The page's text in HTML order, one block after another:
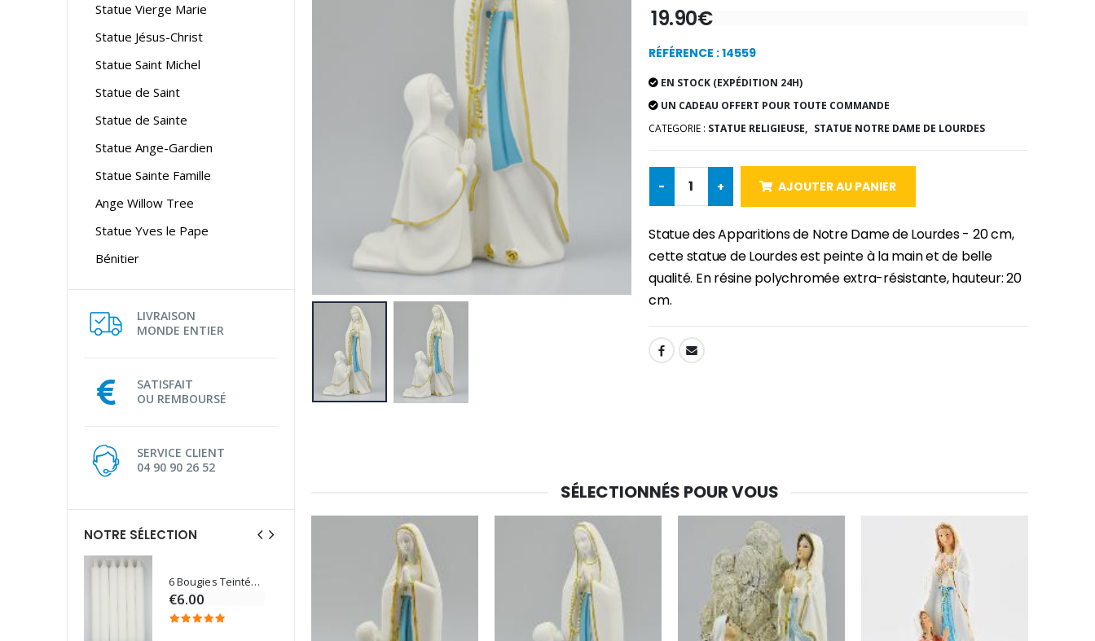
Statue Vierge Marie
Statue Jésus-Christ
Statue Saint Michel
Statue de Saint
Statue de Sainte
Statue Ange-Gardien
Statue Sainte Famille
Ange Willow Tree
Statue Yves le Pape
Bénitier
LIVRAISON
MONDE ENTIER
SATISFAIT
OU REMBOURSÉ
SERVICE CLIENT
04 90 90 26 52
NOTRE SÉLECTION
6 Bougies Teintées Masse Couleur Blanche
€6.00
-30%
€10.00 €7.00
€6.00
-30%
€10.00
19.90€
RÉFÉRENCE : 14559
EN STOCK (EXPÉDITION 24H)
UN CADEAU OFFERT POUR TOUTE COMMANDE
CATEGORIE : STATUE RELIGIEUSE, STATUE NOTRE DAME DE LOURDES
- + AJOUTER AU PANIER
Statue des Apparitions de Notre Dame de Lourdes - 20 cm,
cette statue de Lourdes est peinte à la main et de belle
qualité. En résine polychromée extra-résistante, hauteur: 20
cm.
SHARE:
SÉLECTIONNÉS POUR VOUS